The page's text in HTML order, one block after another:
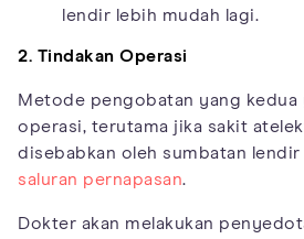
lendir lebih mudah lagi.
2. Tindakan Operasi
Metode pengobatan yang kedua
operasi, terutama jika sakit
disebabkan oleh sumbatan
saluran pernapasan.
Dokter akan melakukan